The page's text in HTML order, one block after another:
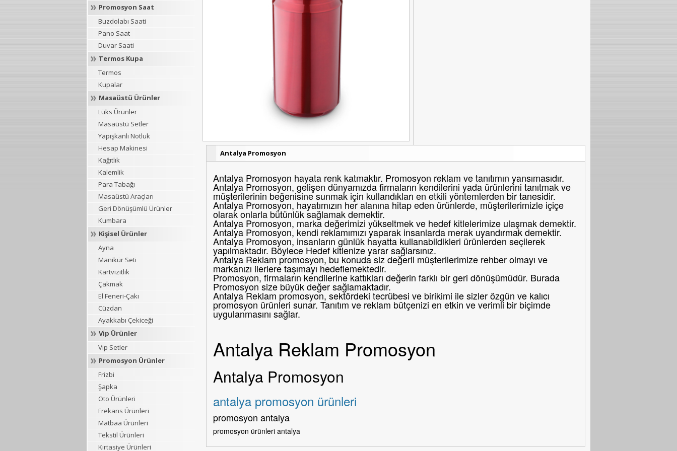
Promosyon Saat
Buzdolabı Saati
Pano Saat
Duvar Saati
Termos Kupa
Termos
Kupalar
Masaüstü Ürünler
Lüks Ürünler
Masaüstü Setler
Yapışkanlı Notluk
Hesap Makinesi
Kağıtlık
Kalemlik
Para Tabağı
Masaüstü Araçları
Geri Dönüşümlü Ürünler
Kumbara
Kişisel Ürünler
Ayna
Manikür Seti
Kartvizitlik
Çakmak
El Feneri-Çakı
Cüzdan
Ayakkabı Çekiceği
Vip Ürünler
Vip Setler
Promosyon Ürünler
Frizbi
Şapka
Oto Ürünleri
Frekans Ürünleri
Matbaa Ürünleri
Tekstil Ürünleri
Kırtasiye Ürünleri
Antalya Promosyon
Antalya Promosyon hayata renk katmaktır. Promosyon reklam ve tanıtımın yansımasıdır.
Antalya Promosyon, gelişen dünyamızda firmaların kendilerini yada ürünlerini tanıtmak ve
müşterilerinin beğenisine sunmak için kullandıkları en etkili yöntemlerden bir tanesidir.
Antalya Promosyon, hayatımızın her alanına hitap eden ürünlerde, müşterilerimizle içiçe
olarak onlarla bütünlük sağlamak demektir.
Antalya Promosyon, marka değerimizi yükseltmek ve hedef kitlelerimize ulaşmak demektir.
Antalya Promosyon, kendi reklamımızı yaparak insanlarda merak uyandırmak demektir.
Antalya Promosyon, insanların günlük hayatta kullanabildikleri ürünlerden seçilerek
yapılmaktadır. Böylece Hedef kitlenize yarar sağlarsınız.
Antalya Reklam promosyon, bu konuda siz değerli müşterilerimize rehber olmayı ve
markanızı ilerlere taşımayı hedeflemektedir.
Promosyon, firmaların kendilerine kattıkları değerin farklı bir geri dönüşümüdür. Burada
Promosyon size büyük değer sağlamaktadır.
Antalya Reklam promosyon, sektördeki tecrübesi ve birikimi ile sizler özgün ve kalıcı
promosyon ürünleri sunar. Tanıtım ve reklam bütçenizi en etkin ve verimli bir biçimde
uygulanmasını sağlar.
Antalya Reklam Promosyon
Antalya Promosyon
antalya promosyon ürünleri
promosyon antalya
promosyon ürünleri antalya